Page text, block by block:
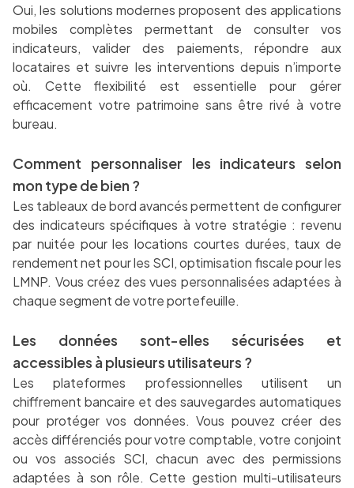
Oui, les solutions modernes proposent des applications
mobiles complètes permettant de consulter vos
indicateurs, valider des paiements, répondre aux
locataires et suivre les interventions depuis n’importe
où. Cette flexibilité est essentielle pour gérer
efficacement votre patrimoine sans être rivé à votre
bureau.
Comment personnaliser les indicateurs selon
mon type de bien ?
Les tableaux de bord avancés permettent de configurer
des indicateurs spécifiques à votre stratégie : revenu
par nuitée pour les locations courtes durées, taux de
rendement net pour les SCI, optimisation fiscale pour les
LMNP. Vous créez des vues personnalisées adaptées à
chaque segment de votre portefeuille.
Les données sont-elles sécurisées et
accessibles à plusieurs utilisateurs ?
Les plateformes professionnelles utilisent un
chiffrement bancaire et des sauvegardes automatiques
pour protéger vos données. Vous pouvez créer des
accès différenciés pour votre comptable, votre conjoint
ou vos associés SCI, chacun avec des permissions
adaptées à son rôle. Cette gestion multi-utilisateurs